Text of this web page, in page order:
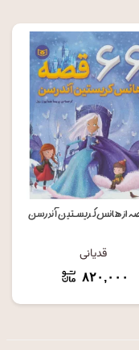
قدیانی
۸۲۰,۰۰۰